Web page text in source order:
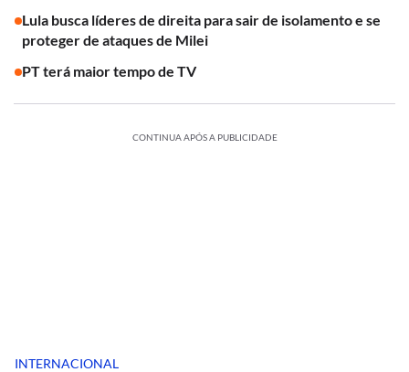
Lula busca líderes de direita para sair de isolamento e se
proteger de ataques de Milei
PT terá maior tempo de TV
CONTINUA APÓS A PUBLICIDADE
INTERNACIONAL